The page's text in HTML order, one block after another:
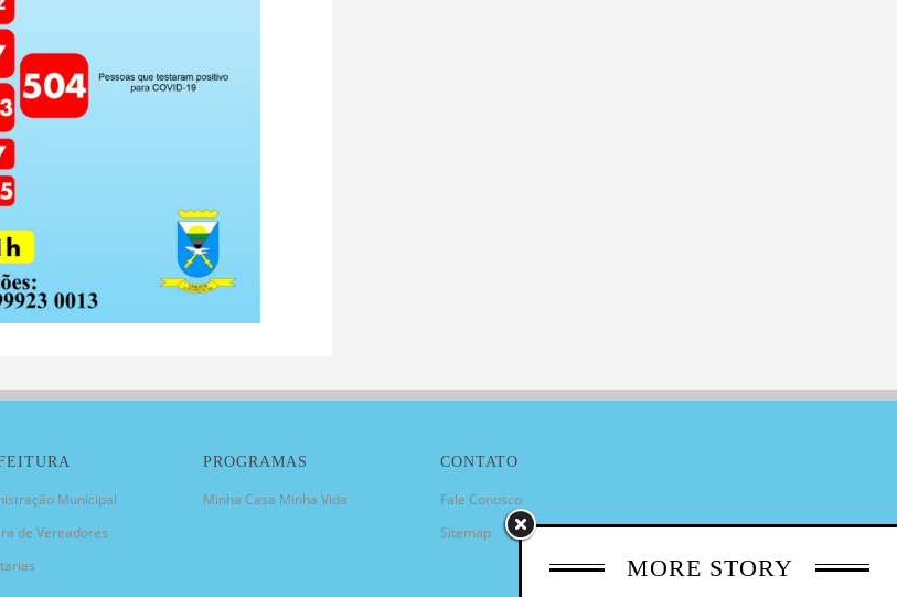
MORE STORY
Municipal
de Vereadores
PROGRAMAS
Minha Casa Minha Vida
CONTATO
Fale Conosco
Sitemap